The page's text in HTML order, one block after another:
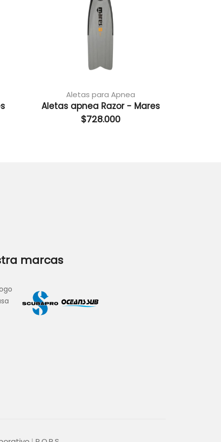
Aletas para Apnea
Aletas apnea Razor - Mares
$728.000
marcas